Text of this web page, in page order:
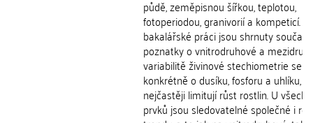
půdě, zeměpisnou šířkou, teplotou,
fotoperiodou, granivorií a kompeticí.
bakalářské práci jsou shrnuty
poznatky o vnitrodruhové a
variabilitě živinové stechiometrie
konkrétně o dusíku, fosforu a uhlíku,
nejčastěji limitují růst rostlin. U všech
prvků jsou sledovatelné společné i